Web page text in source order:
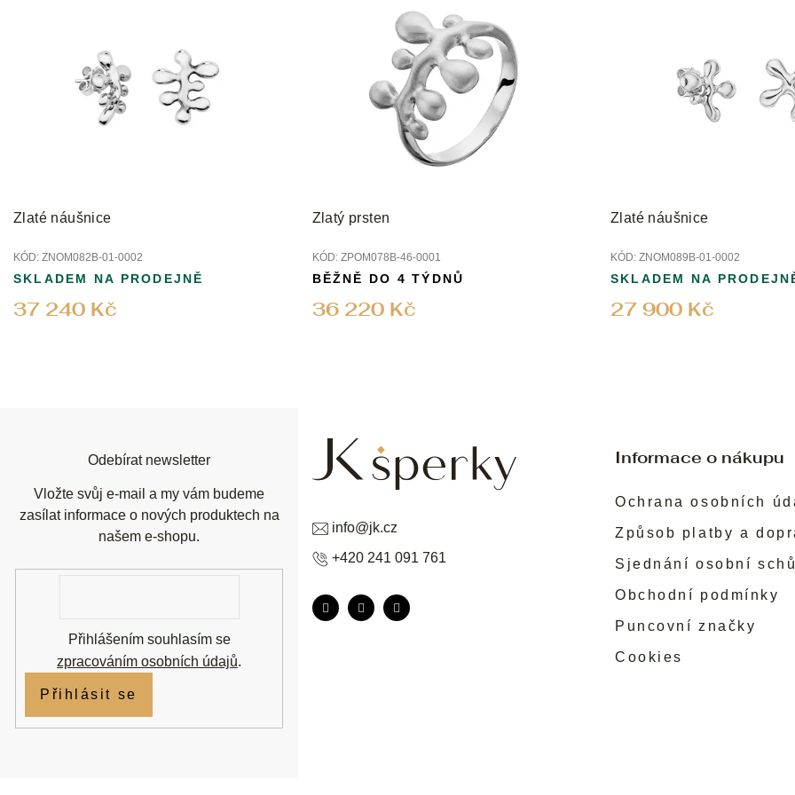
Zlaté náušnice
KÓD: ZNOM082B-01-0002
37 240 Kč
SKLADEM NA PRODEJNĚ
Zlatý prsten
KÓD: ZPOM078B-46-0001
36 220 Kč
BĚŽNĚ DO 4 TÝDNŮ
Zlaté náušnice
KÓD: ZNOM089B-01-0002
27 900 Kč
SKLADEM NA
Informace o nákupu
Ochrana osobních
Způsob platby a
Sjednání osobní
Obchodní podmínky
Puncovní značky
Cookies
info@jk.cz
+420 241 091 761
Odebírat newsletter
Vložte svůj e-mail a my vám budeme
zasílat informace o nových produktech na
našem e-shopu.
Přihlášením souhlasím se
zpracováním osobních údajů.
Přihlásit se